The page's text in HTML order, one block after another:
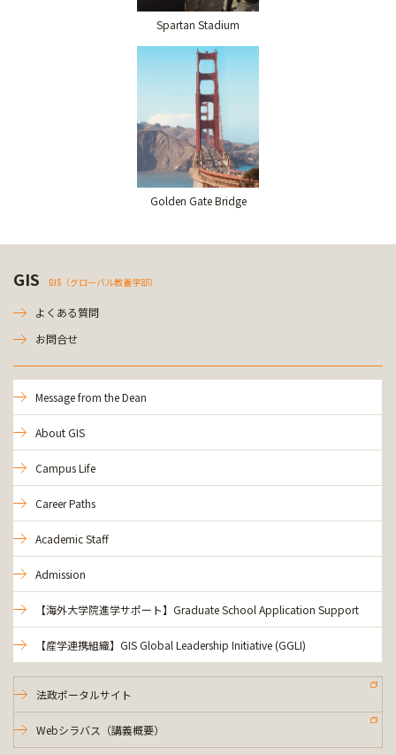
Spartan Stadium
Golden Gate Bridge
GIS GIS（グローバル教養学部）
よくある質問
お問合せ
Message from the Dean
About GIS
Campus Life
Career Paths
Academic Staff
Admission
【海外大学院進学サポート】Graduate School Application Support
【産学連携組織】GIS Global Leadership Initiative (GGLI)
法政ポータルサイト
Webシラバス（講義概要）